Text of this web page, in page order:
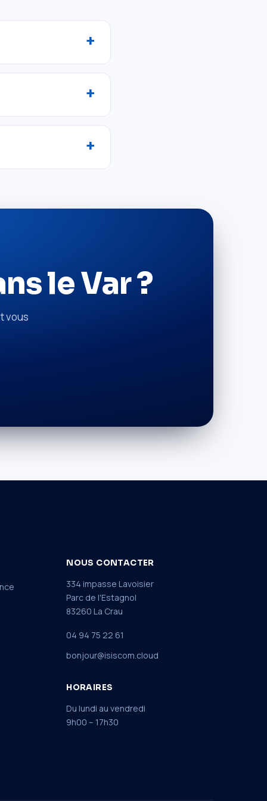
le Var ?
vous
NOUS CONTACTER
334 impasse Lavoisier
Parc de l'Estagnol
83260 La Crau
04 94 75 22 61
bonjour@isiscom.cloud
HORAIRES
Du lundi au vendredi
9h00 – 17h30